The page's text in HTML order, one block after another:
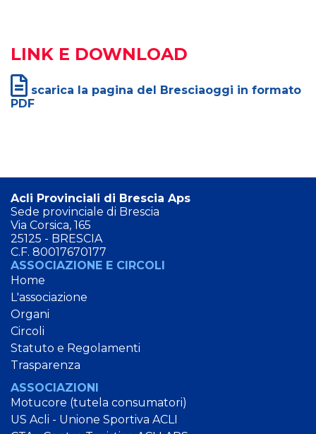
LINK E DOWNLOAD
scarica la pagina del Bresciaoggi in formato
PDF
Acli Provinciali di Brescia Aps
Sede provinciale di Brescia
Via Corsica, 165
25125 - BRESCIA
C.F. 80017670177
ASSOCIAZIONE E CIRCOLI
Home
L'associazione
Organi
Circoli
Statuto e Regolamenti
Trasparenza
ASSOCIAZIONI
Motucore (tutela consumatori)
US Acli - Unione Sportiva ACLI